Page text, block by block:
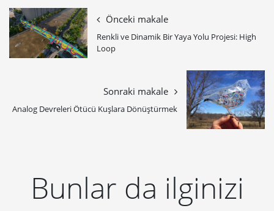
Önceki makale
Renkli ve Dinamik Bir Yaya Yolu Projesi: High
Loop
Sonraki makale
Analog Devreleri Ötücü Kuşlara Dönüştürmek
Bunlar da ilginizi